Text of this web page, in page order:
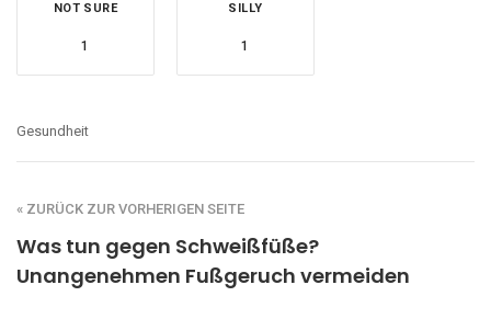
NOT SURE
1
SILLY
1
Gesundheit
« ZURÜCK ZUR VORHERIGEN SEITE
Was tun gegen Schweißfüße?
Unangenehmen Fußgeruch vermeiden